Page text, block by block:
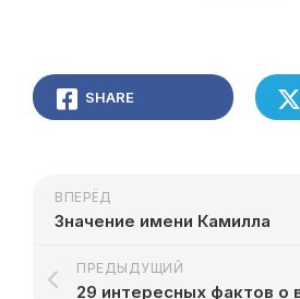
SHARE
ВПЕРЁД
Значение имени Камилла
ПРЕДЫДУЩИЙ